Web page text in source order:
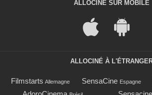
ALLOCINÉ SUR MOBILE
ALLOCINÉ À
Filmstarts Allemagne SensaCine Espagne